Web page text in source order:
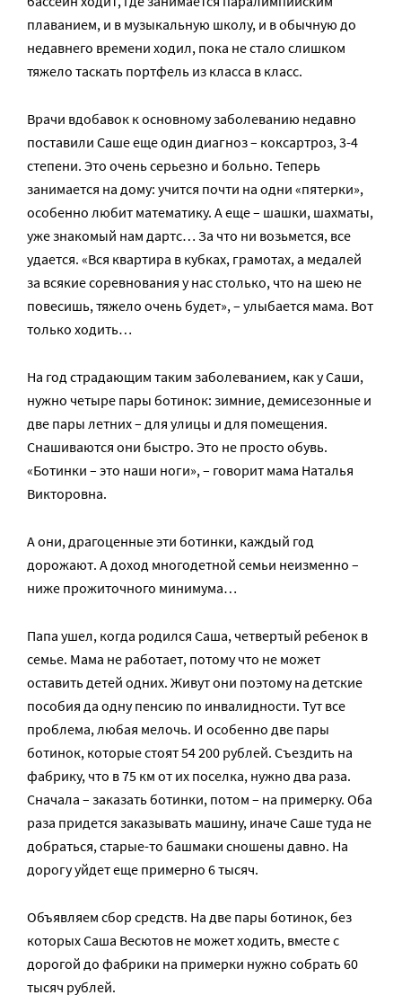
плаванием, и в музыкальную школу, и в обычную до
недавнего времени ходил, пока не стало слишком
тяжело таскать портфель из класса в класс.
Врачи вдобавок к основному заболеванию недавно
поставили Саше еще один диагноз – коксартроз, 3-4
степени. Это очень серьезно и больно. Теперь
занимается на дому: учится почти на одни «пятерки»,
особенно любит математику. А еще – шашки, шахматы,
уже знакомый нам дартс… За что ни возьмется, все
удается. «Вся квартира в кубках, грамотах, а медалей
за всякие соревнования у нас столько, что на шею не
повесишь, тяжело очень будет», – улыбается мама. Вот
только ходить…
На год страдающим таким заболеванием, как у Саши,
нужно четыре пары ботинок: зимние, демисезонные и
две пары летних – для улицы и для помещения.
Снашиваются они быстро. Это не просто обувь.
«Ботинки – это наши ноги», – говорит мама Наталья
Викторовна.
А они, драгоценные эти ботинки, каждый год
дорожают. А доход многодетной семьи неизменно –
ниже прожиточного минимума…
Папа ушел, когда родился Саша, четвертый ребенок в
семье. Мама не работает, потому что не может
оставить детей одних. Живут они поэтому на детские
пособия да одну пенсию по инвалидности. Тут все
проблема, любая мелочь. И особенно две пары
ботинок, которые стоят 54 200 рублей. Съездить на
фабрику, что в 75 км от их поселка, нужно два раза.
Сначала – заказать ботинки, потом – на примерку. Оба
раза придется заказывать машину, иначе Саше туда не
добраться, старые-то башмаки сношены давно. На
дорогу уйдет еще примерно 6 тысяч.
Объявляем сбор средств. На две пары ботинок, без
которых Саша Весютов не может ходить, вместе с
дорогой до фабрики на примерки нужно собрать 60
тысяч рублей.